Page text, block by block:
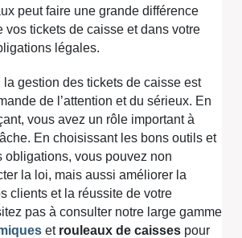
peut faire une grande différence
vos tickets de caisse et dans votre
légales.
la gestion des tickets de caisse est
de l’attention et du sérieux. En
vous avez un rôle important à
En choisissant les bons outils et
obligations, vous pouvez non
la loi, mais aussi améliorer la
clients et la réussite de votre
pas à consulter notre large gamme
et rouleaux de caisses pour